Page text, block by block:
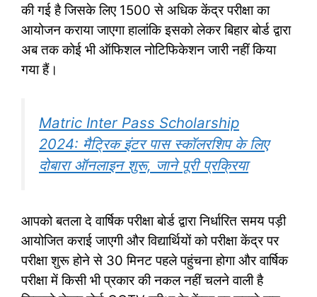
की गई है जिसके लिए 1500 से अधिक केंद्र परीक्षा का
आयोजन कराया जाएगा हालांकि इसको लेकर बिहार बोर्ड द्वारा
अब तक कोई भी ऑफिशल नोटिफिकेशन जारी नहीं किया
गया हैं।
Matric Inter Pass Scholarship
2024: मैट्रिक इंटर पास स्कॉलरशिप के लिए
दोबारा ऑनलाइन शुरू, जाने पूरी प्रक्रिया
आपको बतला दे वार्षिक परीक्षा बोर्ड द्वारा निर्धारित समय पड़ी
आयोजित कराई जाएगी और विद्यार्थियों को परीक्षा केंद्र पर
परीक्षा शुरू होने से 30 मिनट पहले पहुंचना होगा और वार्षिक
परीक्षा में किसी भी प्रकार की नकल नहीं चलने वाली है